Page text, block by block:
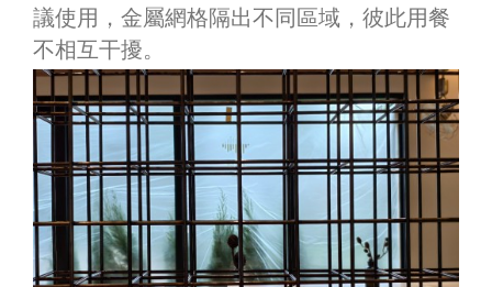
議使用，金屬網格隔出不同區域，彼此用餐
不相互干擾。